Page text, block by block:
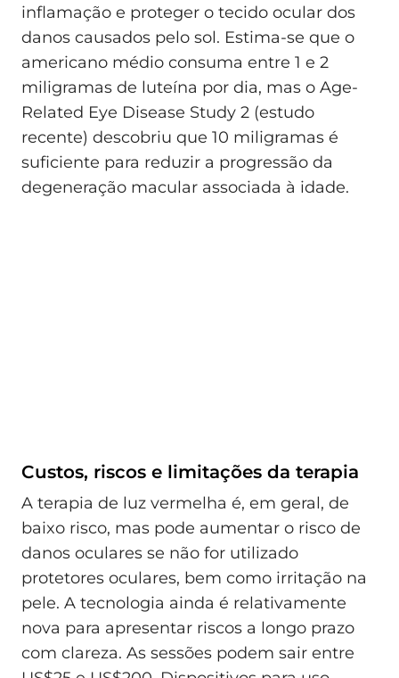
inflamação e proteger o tecido ocular dos
danos causados pelo sol. Estima-se que o
americano médio consuma entre 1 e 2
miligramas de luteína por dia, mas o Age-
Related Eye Disease Study 2 (estudo
recente) descobriu que 10 miligramas é
suficiente para reduzir a progressão da
degeneração macular associada à idade.
Custos, riscos e limitações da terapia
A terapia de luz vermelha é, em geral, de
baixo risco, mas pode aumentar o risco de
danos oculares se não for utilizado
protetores oculares, bem como irritação na
pele. A tecnologia ainda é relativamente
nova para apresentar riscos a longo prazo
com clareza. As sessões podem sair entre